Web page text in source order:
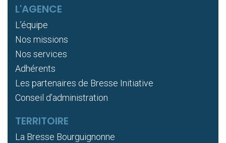
L'AGENCE
L’équipe
Nos missions
Nos services
Adhérents
Les partenaires de Bresse Initiative
Conseil d’administration
TERRITOIRE
La Bresse Bourguignonne